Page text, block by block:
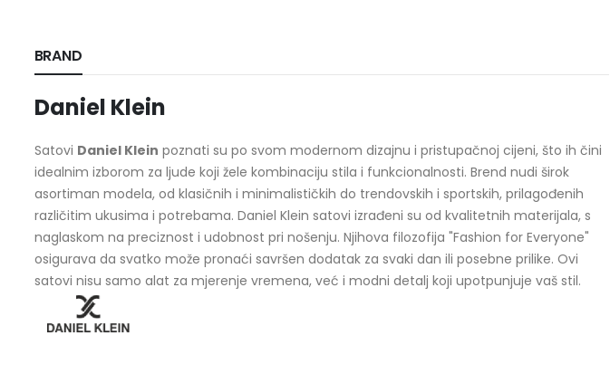
BRAND
Daniel Klein
Satovi Daniel Klein poznati su po svom modernom dizajnu i pristupačnoj cijeni, što ih čini
idealnim izborom za ljude koji žele kombinaciju stila i funkcionalnosti. Brend nudi širok
asortiman modela, od klasičnih i minimalističkih do trendovskih i sportskih, prilagođenih
različitim ukusima i potrebama. Daniel Klein satovi izrađeni su od kvalitetnih materijala, s
naglaskom na preciznost i udobnost pri nošenju. Njihova filozofija "Fashion for Everyone"
osigurava da svatko može pronaći savršen dodatak za svaki dan ili posebne prilike. Ovi
satovi nisu samo alat za mjerenje vremena, već i modni detalj koji upotpunjuje vaš stil.